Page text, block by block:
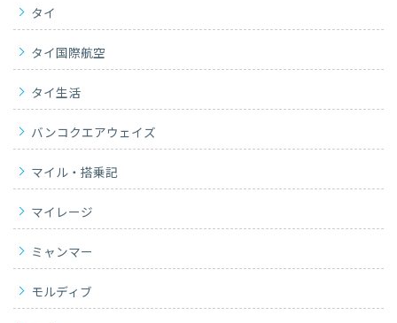
タイ
タイ国際航空
タイ生活
バンコクエアウェイズ
マイル・搭乗記
マイレージ
ミャンマー
モルディブ